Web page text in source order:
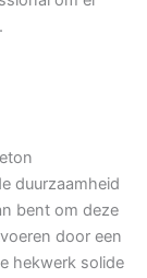
duurzaamheid
bent om deze
door een
hekwerk solide